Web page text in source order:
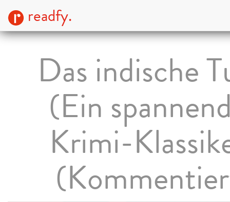
readfy.
Das indische
(Ein
Krimi-